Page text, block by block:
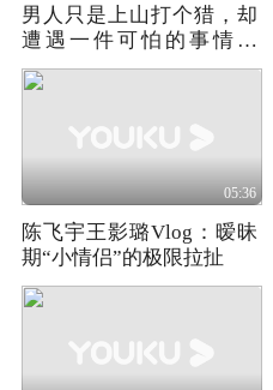
男人只是上山打个猎，却
遭遇一件可怕的事情！
《即刻求生》
05:36
陈飞宇王影璐Vlog：暧昧
期“小情侣”的极限拉扯